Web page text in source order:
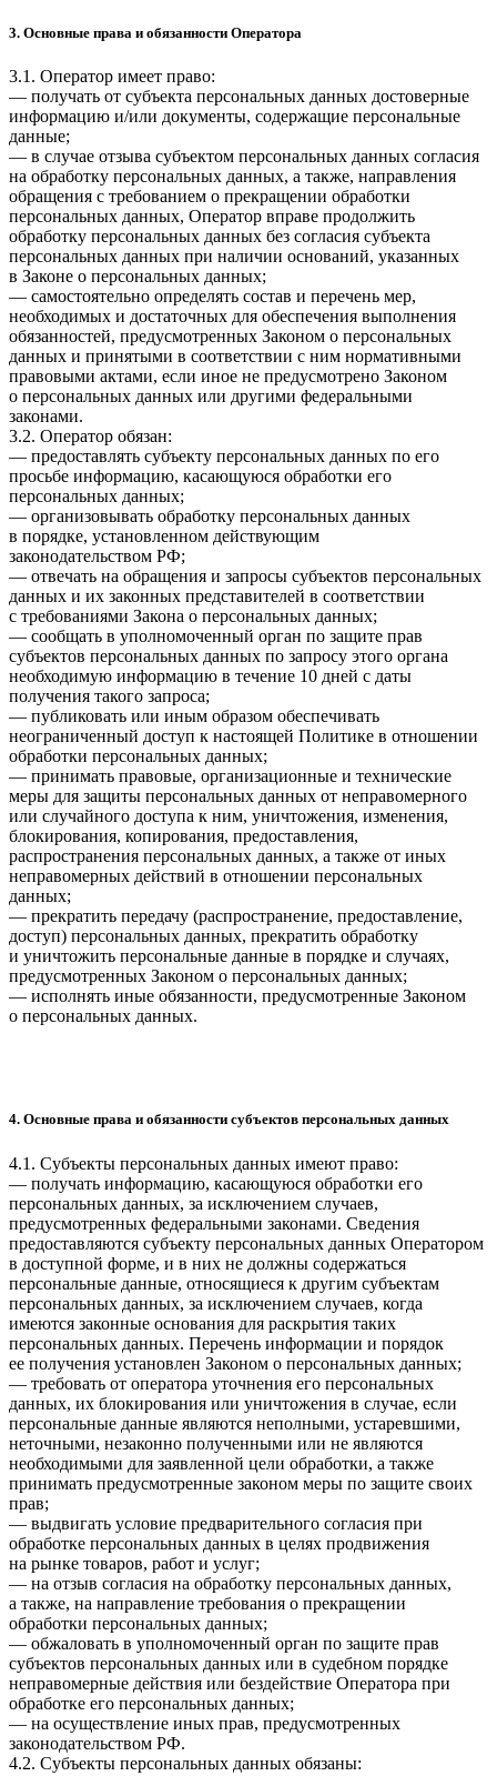
3. Основные права и обязанности Оператора
3.1. Оператор имеет право:
— получать от субъекта персональных данных достоверные
информацию и/или документы, содержащие персональные
данные;
— в случае отзыва субъектом персональных данных согласия
на обработку персональных данных, а также, направления
обращения с требованием о прекращении обработки
персональных данных, Оператор вправе продолжить
обработку персональных данных без согласия субъекта
персональных данных при наличии оснований, указанных
в Законе о персональных данных;
— самостоятельно определять состав и перечень мер,
необходимых и достаточных для обеспечения выполнения
обязанностей, предусмотренных Законом о персональных
данных и принятыми в соответствии с ним нормативными
правовыми актами, если иное не предусмотрено Законом
о персональных данных или другими федеральными
законами.
3.2. Оператор обязан:
— предоставлять субъекту персональных данных по его
просьбе информацию, касающуюся обработки его
персональных данных;
— организовывать обработку персональных данных
в порядке, установленном действующим
законодательством РФ;
— отвечать на обращения и запросы субъектов персональных
данных и их законных представителей в соответствии
с требованиями Закона о персональных данных;
— сообщать в уполномоченный орган по защите прав
субъектов персональных данных по запросу этого органа
необходимую информацию в течение 10 дней с даты
получения такого запроса;
— публиковать или иным образом обеспечивать
неограниченный доступ к настоящей Политике в отношении
обработки персональных данных;
— принимать правовые, организационные и технические
меры для защиты персональных данных от неправомерного
или случайного доступа к ним, уничтожения, изменения,
блокирования, копирования, предоставления,
распространения персональных данных, а также от иных
неправомерных действий в отношении персональных
данных;
— прекратить передачу (распространение, предоставление,
доступ) персональных данных, прекратить обработку
и уничтожить персональные данные в порядке и случаях,
предусмотренных Законом о персональных данных;
— исполнять иные обязанности, предусмотренные Законом
о персональных данных.
4. Основные права и обязанности субъектов персональных данных
4.1. Субъекты персональных данных имеют право:
— получать информацию, касающуюся обработки его
персональных данных, за исключением случаев,
предусмотренных федеральными законами. Сведения
предоставляются субъекту персональных данных Оператором
в доступной форме, и в них не должны содержаться
персональные данные, относящиеся к другим субъектам
персональных данных, за исключением случаев, когда
имеются законные основания для раскрытия таких
персональных данных. Перечень информации и порядок
ее получения установлен Законом о персональных данных;
— требовать от оператора уточнения его персональных
данных, их блокирования или уничтожения в случае, если
персональные данные являются неполными, устаревшими,
неточными, незаконно полученными или не являются
необходимыми для заявленной цели обработки, а также
принимать предусмотренные законом меры по защите своих
прав;
— выдвигать условие предварительного согласия при
обработке персональных данных в целях продвижения
на рынке товаров, работ и услуг;
— на отзыв согласия на обработку персональных данных,
а также, на направление требования о прекращении
обработки персональных данных;
— обжаловать в уполномоченный орган по защите прав
субъектов персональных данных или в судебном порядке
неправомерные действия или бездействие Оператора при
обработке его персональных данных;
— на осуществление иных прав, предусмотренных
законодательством РФ.
4.2. Субъекты персональных данных обязаны: